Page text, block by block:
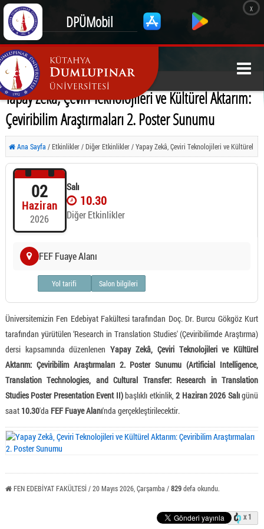
DPÜMobil
x
Yapay Zekâ, Çeviri Teknolojileri ve Kültürel Aktarım:
Çeviribilim Araştırmaları 2. Poster Sunumu
Ana Sayfa / Etkinlikler / Diğer Etkinlikler / Yapay Zekâ, Çeviri Teknolojileri ve Kültürel
Aktarım: Çeviribilim Araştırmaları 2. Poster Sunumu
02
Haziran
2026
Salı
10.30
Diğer Etkinlikler
FEF Fuaye Alanı
Yol tarifi Salon bilgileri
Üniversitemizin Fen Edebiyat Fakültesi tarafından Doç. Dr. Burcu Gökgöz Kurt
tarafından yürütülen ‘Research in Translation Studies' (Çeviribilimde Araştırma)
dersi kapsamında düzenlenenYapay Zekâ, Çeviri Teknolojileri ve Kültürel
Aktarım: Çeviribilim Araştırmaları 2. Poster Sunumu (Artificial Intelligence,
Translation Technologies, and Cultural Transfer: Research in Translation
Studies Poster Presentation Event II)başlıklı etkinlik,2 Haziran 2026 Salıgünü
saat 10.30'da FEF Fuaye Alanı'nda gerçekleştirilecektir.
FEN EDEBİYAT FAKÜLTESİ / 20 Mayıs 2026, Çarşamba /829defa okundu.
x 1